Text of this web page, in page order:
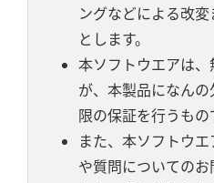
ングなどによる改
とします。
本ソフトウエアは
が、本製品になん
限の保証を行うもの
また、本ソフトウ
や質問についての